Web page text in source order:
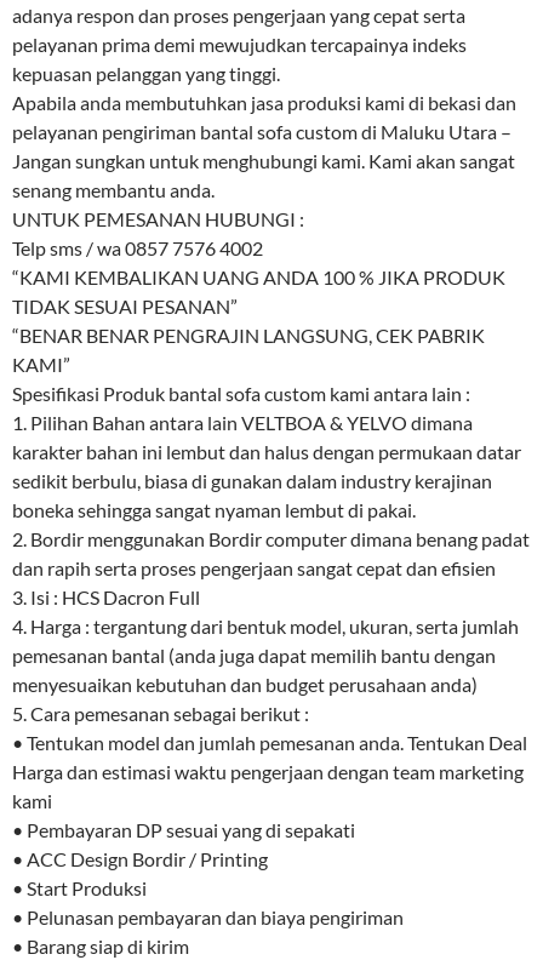
adanya respon dan proses pengerjaan yang cepat serta
pelayanan prima demi mewujudkan tercapainya indeks
kepuasan pelanggan yang tinggi.
Apabila anda membutuhkan jasa produksi kami di bekasi dan
pelayanan pengiriman bantal sofa custom di Maluku Utara –
Jangan sungkan untuk menghubungi kami. Kami akan sangat
senang membantu anda.
UNTUK PEMESANAN HUBUNGI :
Telp sms / wa 0857 7576 4002
“KAMI KEMBALIKAN UANG ANDA 100 % JIKA PRODUK
TIDAK SESUAI PESANAN”
“BENAR BENAR PENGRAJIN LANGSUNG, CEK PABRIK
KAMI”
Spesifikasi Produk bantal sofa custom kami antara lain :
1. Pilihan Bahan antara lain VELTBOA & YELVO dimana
karakter bahan ini lembut dan halus dengan permukaan datar
sedikit berbulu, biasa di gunakan dalam industry kerajinan
boneka sehingga sangat nyaman lembut di pakai.
2. Bordir menggunakan Bordir computer dimana benang padat
dan rapih serta proses pengerjaan sangat cepat dan efisien
3. Isi : HCS Dacron Full
4. Harga : tergantung dari bentuk model, ukuran, serta jumlah
pemesanan bantal (anda juga dapat memilih bantu dengan
menyesuaikan kebutuhan dan budget perusahaan anda)
5. Cara pemesanan sebagai berikut :
• Tentukan model dan jumlah pemesanan anda. Tentukan Deal
Harga dan estimasi waktu pengerjaan dengan team marketing
kami
• Pembayaran DP sesuai yang di sepakati
• ACC Design Bordir / Printing
• Start Produksi
• Pelunasan pembayaran dan biaya pengiriman
• Barang siap di kirim